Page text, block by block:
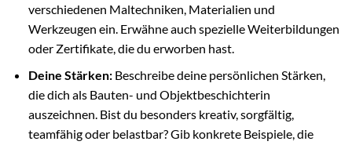
verschiedenen Maltechniken, Materialien und
Werkzeugen ein. Erwähne auch spezielle Weiterbildungen
oder Zertifikate, die du erworben hast.
Deine Stärken:Beschreibe deine persönlichen Stärken,
die dich als Bauten- und Objektbeschichterin
auszeichnen. Bist du besonders kreativ, sorgfältig,
teamfähig oder belastbar? Gib konkrete Beispiele, die